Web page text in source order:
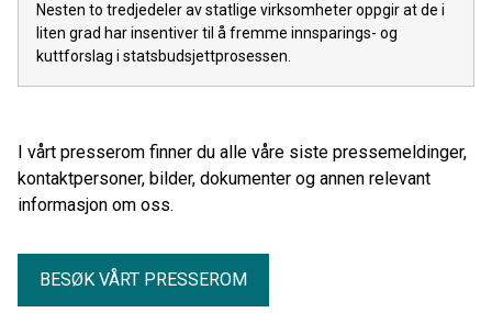
Nesten to tredjedeler av statlige virksomheter oppgir at de i
liten grad har insentiver til å fremme innsparings- og
kuttforslag i statsbudsjettprosessen.
I vårt presserom finner du alle våre siste pressemeldinger,
kontaktpersoner, bilder, dokumenter og annen relevant
informasjon om oss.
BESØK VÅRT PRESSEROM